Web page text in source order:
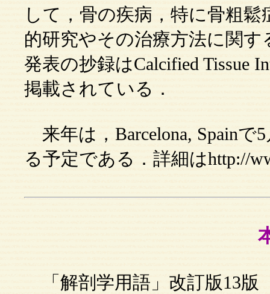
して，骨の疾病，特に骨粗
的研究やその治療方法に関
発表の抄録はCalcified Tissue
掲載されている．
来年は，Barcelona, Spainで
る予定である．詳細はhttp://
「解剖学用語」改訂版13